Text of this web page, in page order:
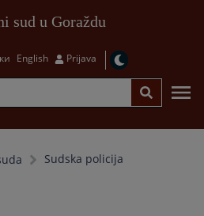
sud u Goraždu
English Prijava
Sudska policija